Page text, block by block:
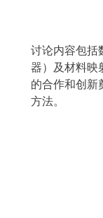
讨论内容包括
器）及材料映
的合作和创
方法。